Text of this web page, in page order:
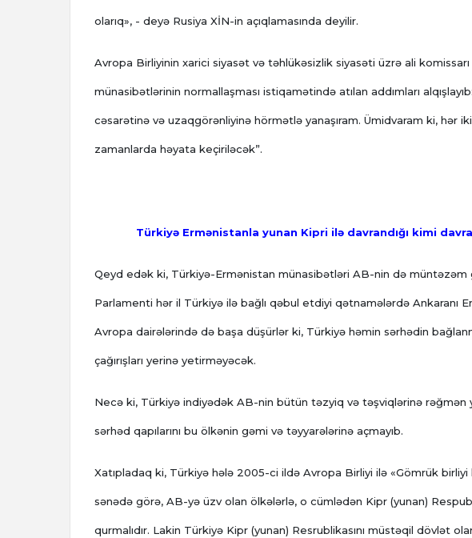
olarıq», - deyə Rusiya XİN-in açıqlamasında deyilir.
Avropa Birliyinin xarici siyasət və təhlükəsizlik siyasəti üzrə ali
münasibətlərinin normallaşması istiqamətində atılan addımları
cəsarətinə və uzaqgörənliyinə hörmətlə yanaşıram. Ümidvaram ki, hər
zamanlarda həyata keçiriləcək”.
Türkiyə Ermənistanla yunan Kipri ilə davrandığı kimi
Qeyd edək ki, Türkiyə-Ermənistan münasibətləri AB-nin də müntəzəm
Parlamenti hər il Türkiyə ilə bağlı qəbul etdiyi qətnamələrdə Ankaranı
Avropa dairələrində də başa düşürlər ki, Türkiyə həmin sərhədin
çağırışları yerinə yetirməyəcək.
Necə ki, Türkiyə indiyədək AB-nin bütün təzyiq və təşviqlərinə rəğmən
sərhəd qapılarını bu ölkənin gəmi və təyyarələrinə açmayıb.
Xatıpladaq ki, Türkiyə hələ 2005-ci ildə Avropa Birliyi ilə «Gömrük
sənədə görə, AB-yə üzv olan ölkələrlə, o cümlədən Kipr (yunan)
qurmalıdır. Lakin Türkiyə Kipr (yunan) Resrublikasını müstəqil dövlət